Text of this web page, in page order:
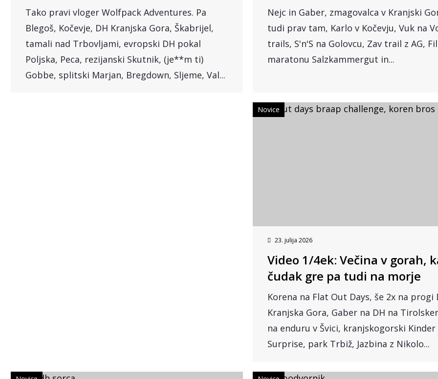
Tako pravi vloger Wolfpack Adventures. Pa
Blegoš, Kočevje, DH Kranjska Gora, Škabrijel,
tamali nad Trbovljami, evropski DH pokal
Poljska, Peca, rezijanski Skutnik, (je**m ti)
Gobbe, splitski Marjan, Bregdown, Sljeme, Val...
Nejc in Gaber, zmagovalca v Kranjski
tudi prav tam, Karlo v Kočevju, Vuk na
trails, S'n'S na Golovcu, Zav trail z AG,
maratonu Salzkammergut in...
23. julija 2026
Video 1/4ek: Večina v gorah,
čudak gre pa tudi na morje
Korena na Flat Out Days, še 2x na progi
Kranjska Gora, Gaber na DH na
na enduru v Švici, kranjskogorski Kinder
Surprise, park Trbiž, Jazbina z Nikolo...
Novice